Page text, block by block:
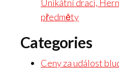
Unikátní draci,
předměty
Categories
Ceny za událost